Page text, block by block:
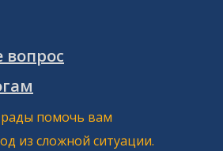
вопрос
помочь вам
из сложной ситуации.